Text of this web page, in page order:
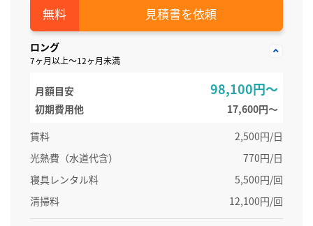
見積書を依頼
ロング
7ヶ月以上～12ヶ月未満
月額目安 98,100円～
初期費用他
17,600円〜
賃料
2,500円/日
光熱費（水道代含）
770円/日
寝具レンタル料
5,500円/回
清掃料
12,100円/回